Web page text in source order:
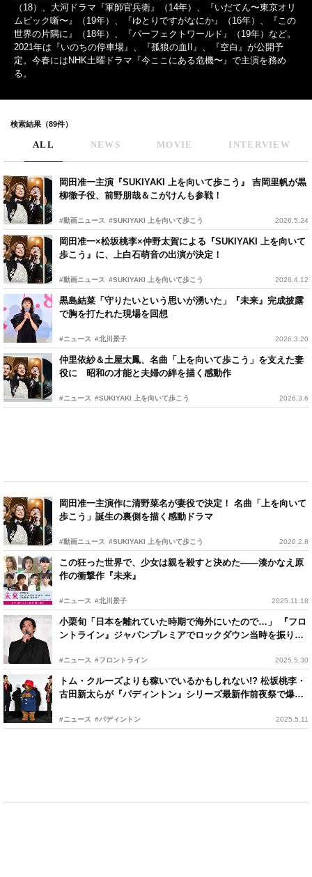
（18）、大河ドラマ『軍師官兵衛』（14年）、『いだてん〜東京オリ
ムピック噺〜』（19年）、『ゆとりですがなにか』（16年）、『この
世界の片隅に』（18年）、『パーフェクトワールド』（19年）など。
2021年は『いのちの停車場』、『孤狼の血II』、『空白』が公開予
定。今春にはNHK土曜ドラマ『今ここにある危機〜』で主演を務め
る。
検索結果（89件）
ALL NEWS MOVIE INTERVIEW
岡田准一主演『SUKIYAKI 上を向いて歩こう』 吉岡里帆が黒
柳徹子役、前野朋哉＆こがけんも参戦！
#動画ニュース #SUKIYAKI 上を向いて歩こう 2026.5.24
岡田准一×松坂桃李×仲野太賀による『SUKIYAKI 上を向いて
歩こう』に、上白石萌音の出演が決定！
#動画ニュース #SUKIYAKI 上を向いて歩こう 2026.4.12
黒島結菜「守りたいという思いが湧いた」『未来』完成披露
で胸を打たれた現場を回想
#ニュース #北川景子 2026.3.20
仲里依紗＆土屋太鳳、名曲「上を向いて歩こう」を支えた妻
役に 昭和の才能と夫婦の絆を描く感動作
#ニュース #SUKIYAKI 上を向いて歩こう 2026.3.6
岡田准一主演作に清野菜名が妻役で決定！ 名曲「上を向いて
歩こう」誕生の裏側を描く感動ドラマ
#動画ニュース #SUKIYAKI 上を向いて歩こう 2026.2.8
この狂った世界で、少女は親を殺すと決めた——湊かなえ原
作の衝撃作『未来』
#ニュース #北川景子 2025.11.18
小栗旬「日本を離れていた時期で海外にいたので…」 『フロ
ントライン』ジャパンプレミアでロックダウン当時を振り返
#ニュース #フロントライン 2025.5.30
トム・クルーズよりも稼いでいるかもしれない!? 松坂桃李・
古田新太らが『パディントン』シリーズ最新作前夜祭で爆笑
#ニュース #パディントン 2025.5.11